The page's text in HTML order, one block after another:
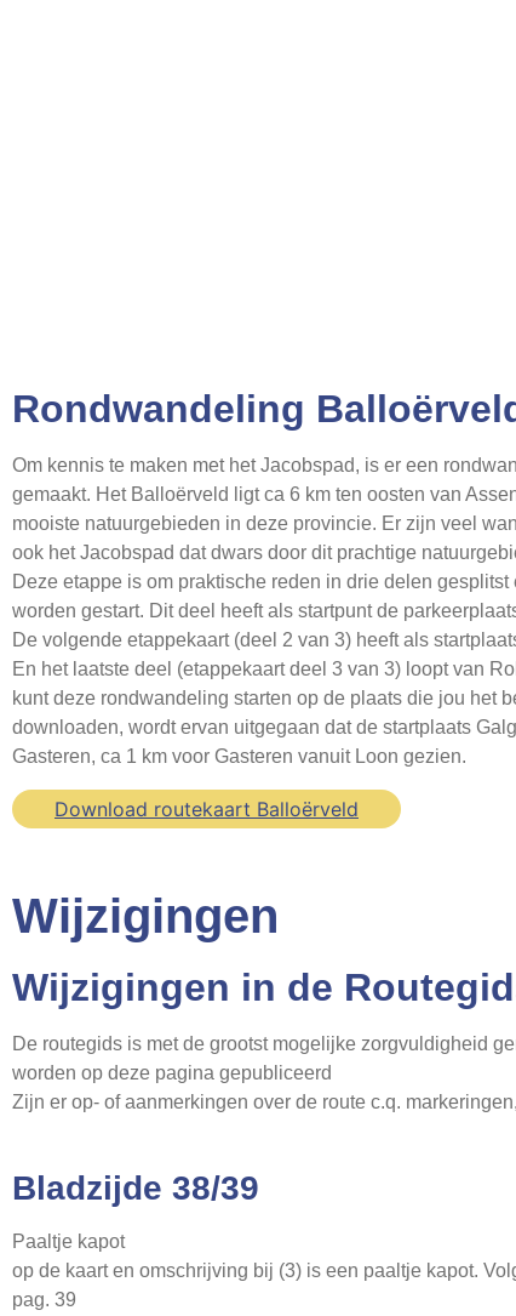
Rondwandeling
Om kennis te maken met het Jacobspad, is er een
gemaakt. Het Balloërveld ligt ca 6 km ten oosten van
mooiste natuurgebieden in deze provincie. Er zijn veel
ook het Jacobspad dat dwars door dit prachtige
Deze etappe is om praktische reden in drie delen
worden gestart. Dit deel heeft als startpunt de
De volgende etappekaart (deel 2 van 3) heeft als
En het laatste deel (etappekaart deel 3 van 3) loopt van
kunt deze rondwandeling starten op de plaats die jou het
downloaden, wordt ervan uitgegaan dat de startplaats
Gasteren, ca 1 km voor Gasteren vanuit Loon gezien.
Download routekaart Balloërveld
Wijzigingen
Wijzigingen in de
De routegids is met de grootst mogelijke zorgvuldigheid
worden op deze pagina gepubliceerd
Zijn er op- of aanmerkingen over de route c.q.
Bladzijde 38/39
Paaltje kapot
op de kaart en omschrijving bij (3) is een paaltje kapot.
pag. 39